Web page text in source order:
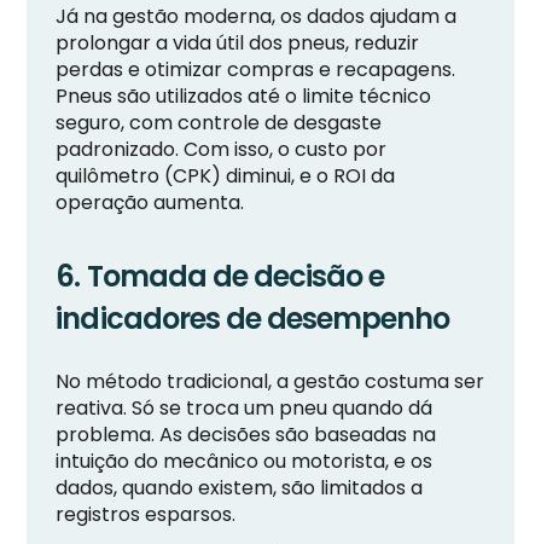
Já na gestão moderna, os dados ajudam a
prolongar a vida útil dos pneus, reduzir
perdas e otimizar compras e recapagens.
Pneus são utilizados até o limite técnico
seguro, com controle de desgaste
padronizado. Com isso, o custo por
quilômetro (CPK) diminui, e o ROI da
operação aumenta.
6. Tomada de decisão e
indicadores de desempenho
No método tradicional, a gestão costuma ser
reativa. Só se troca um pneu quando dá
problema. As decisões são baseadas na
intuição do mecânico ou motorista, e os
dados, quando existem, são limitados a
registros esparsos.